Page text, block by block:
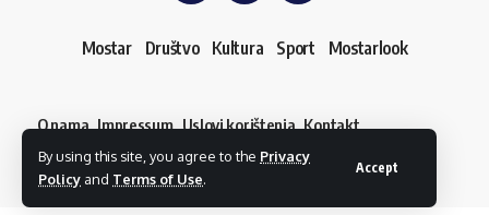
By using this site, you agree to the Privacy
Policy and Terms of Use.
Accept
Mostar Društvo Kultura Sport Mostarlook
O nama Impressum Uslovi korištenja Kontakt
Dojavi vijest
© mostarski.ba. Sva prava pridržana